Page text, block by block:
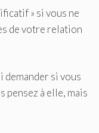
» si vous ne
de votre relation
si vous
pensez à elle, mais